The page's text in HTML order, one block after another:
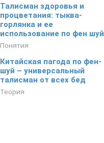
Талисман здоровья и
процветания: тыква-
горлянка и ее
использование по фен шуй
Понятия
Китайская пагода по фен-
шуй – универсальный
талисман от всех бед
Теория